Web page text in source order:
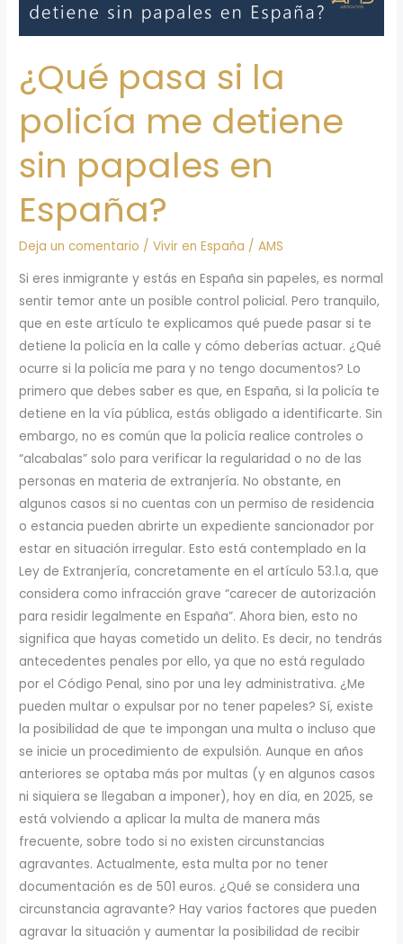
¿Qué pasa si la
policía me detiene
sin papales en
España?
Deja un comentario /Vivir en España /AMS
Si eres inmigrante y estás en España sin papeles, es normal
sentir temor ante un posible control policial. Pero tranquilo,
que en este artículo te explicamos qué puede pasar si te
detiene la policía en la calle y cómo deberías actuar. ¿Qué
ocurre si la policía me para y no tengo documentos? Lo
primero que debes saber es que, en España, si la policía te
detiene en la vía pública, estás obligado a identificarte. Sin
embargo, no es común que la policía realice controles o
“alcabalas” solo para verificar la regularidad o no de las
personas en materia de extranjería. No obstante, en
algunos casos si no cuentas con un permiso de residencia
o estancia pueden abrirte un expediente sancionador por
estar en situación irregular. Esto está contemplado en la
Ley de Extranjería, concretamente en el artículo 53.1.a, que
considera como infracción grave “carecer de autorización
para residir legalmente en España”. Ahora bien, esto no
significa que hayas cometido un delito. Es decir, no tendrás
antecedentes penales por ello, ya que no está regulado
por el Código Penal, sino por una ley administrativa. ¿Me
pueden multar o expulsar por no tener papeles? Sí, existe
la posibilidad de que te impongan una multa o incluso que
se inicie un procedimiento de expulsión. Aunque en años
anteriores se optaba más por multas (y en algunos casos
ni siquiera se llegaban a imponer), hoy en día, en 2025, se
está volviendo a aplicar la multa de manera más
frecuente, sobre todo si no existen circunstancias
agravantes. Actualmente, esta multa por no tener
documentación es de 501 euros. ¿Qué se considera una
circunstancia agravante? Hay varios factores que pueden
agravar la situación y aumentar la posibilidad de recibir